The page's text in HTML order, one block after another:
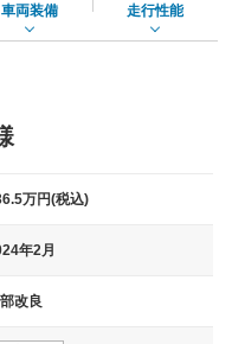
車両装備 走行性能
万円(税込)
年2月
改良